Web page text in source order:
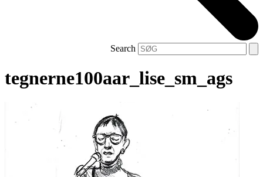
Search
tegnerne100aar_lise_sm_ags